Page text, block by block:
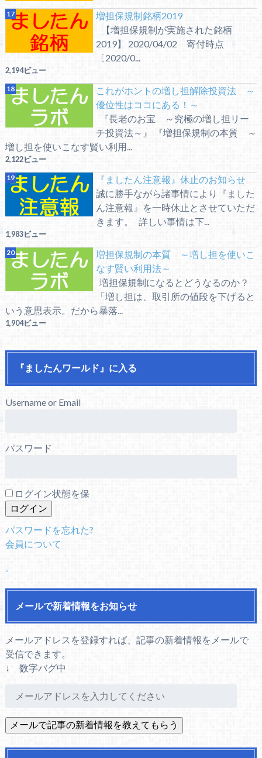
増担保規制銘柄2019
【増担保規制が実施された銘柄
2019】 2020/04/02 寄付時点
〔2020/0...
2,194ビュー
これがホントの増し担解除投資法 ～
優位性はココにある！～
『長老のお宝 ～究極の増し担リー
チ投資法～』 『増担保規制の本質 ～
増し担を使いこなす賢い利用...
2,122ビュー
『ましたん注意報』休止のお知らせ
誠に勝手ながら諸事情により『ました
ん注意報』を一時休止とさせていただ
きます。 詳しい事情は下...
1,983ビュー
増担保規制の本質 ～増し担を使いこ
なす賢い利用法～
増担保規制になるとどうなるのか？
「増し担は、取引所の値段を下げると
いう意思表示。だから暴落...
1,904ビュー
『ましたんワールド』に入る
Username or Email
パスワード
ログイン状態を保
パスワードを忘れた?
会員について
メールで新着情報をお知らせ
メールアドレスを登録すれば、記事の新着情報をメールで
受信できます。
↓ 数字バグ中
ル
ア
ド